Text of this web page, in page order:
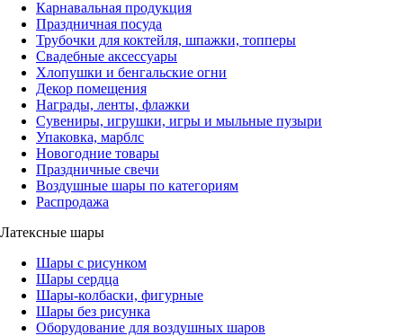
Карнавальная продукция
Праздничная посуда
Трубочки для коктейля, шпажки, топперы
Свадебные аксессуары
Хлопушки и бенгальские огни
Декор помещения
Награды, ленты, флажки
Сувениры, игрушки, игры и мыльные пузыри
Упаковка, марблс
Новогодние товары
Праздничные свечи
Воздушные шары по категориям
Распродажа
Латексные шары
Шары с рисунком
Шары сердца
Шары-колбаски, фигурные
Шары без рисунка
Оборудование для воздушных шаров